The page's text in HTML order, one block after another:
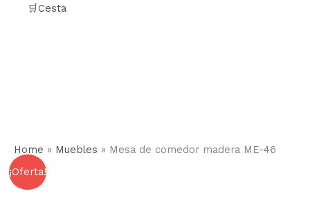
🛒Cesta
Home » Muebles » Mesa de comedor madera ME-46
¡Oferta!
Mesa
comedor